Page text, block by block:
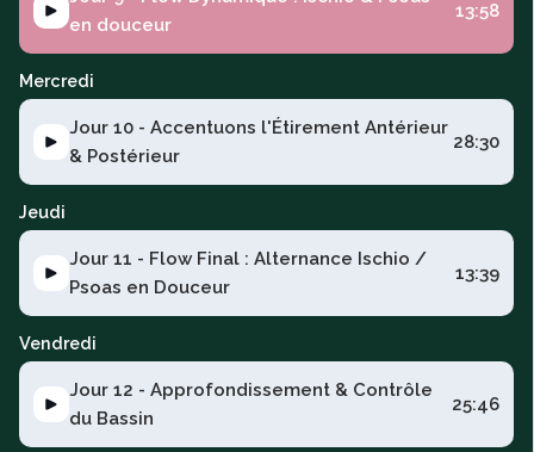
en douceur
13:58
Mercredi
Jour 10 - Accentuons l'Étirement Antérieur
& Postérieur
28:30
Jeudi
Jour 11 - Flow Final : Alternance Ischio /
Psoas en Douceur
13:39
Vendredi
Jour 12 - Approfondissement & Contrôle
du Bassin
25:46